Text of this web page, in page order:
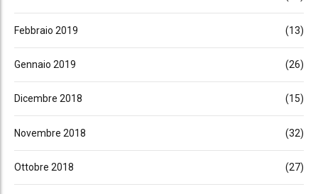
Febbraio 2019 (13)
Gennaio 2019 (26)
Dicembre 2018 (15)
Novembre 2018 (32)
Ottobre 2018 (27)